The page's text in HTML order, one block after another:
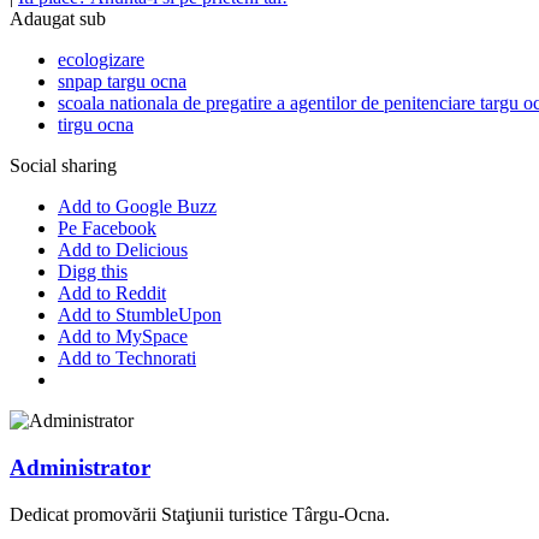
Adaugat sub
ecologizare
snpap targu ocna
scoala nationala de pregatire a agentilor de penitenciare targu
tirgu ocna
Social sharing
Add to Google Buzz
Pe Facebook
Add to Delicious
Digg this
Add to Reddit
Add to StumbleUpon
Add to MySpace
Add to Technorati
Administrator
Dedicat promovării Staţiunii turistice Târgu-Ocna.